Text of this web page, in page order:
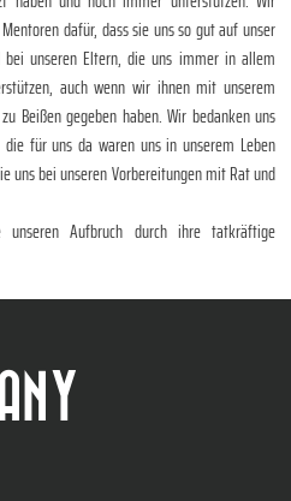
dafür, dass sie uns so gut auf unser
unseren Eltern, die uns immer in allem
auch wenn wir ihnen mit unserem
Beißen gegeben haben. Wir bedanken uns
für uns da waren uns in unserem Leben
uns bei unseren Vorbereitungen mit Rat und
Aufbruch durch ihre tatkräftige